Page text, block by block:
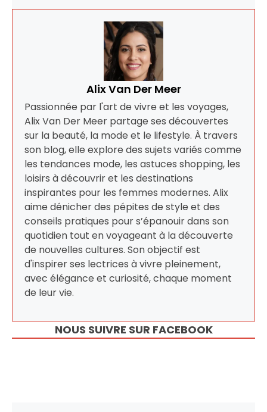
Alix Van Der Meer
Passionnée par l'art de vivre et les voyages,
Alix Van Der Meer partage ses découvertes
sur la beauté, la mode et le lifestyle. À travers
son blog, elle explore des sujets variés comme
les tendances mode, les astuces shopping, les
loisirs à découvrir et les destinations
inspirantes pour les femmes modernes. Alix
aime dénicher des pépites de style et des
conseils pratiques pour s’épanouir dans son
quotidien tout en voyageant à la découverte
de nouvelles cultures. Son objectif est
d'inspirer ses lectrices à vivre pleinement,
avec élégance et curiosité, chaque moment
de leur vie.
NOUS SUIVRE SUR FACEBOOK